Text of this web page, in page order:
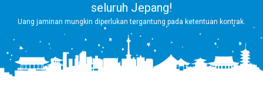
seluruh Jepang!
Uang jaminan mungkin diperlukan tergantung pada ketentuan kontrak.